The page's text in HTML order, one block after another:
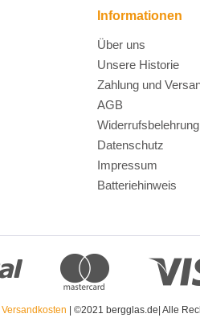
Informationen
Über uns
Unsere Historie
Zahlung und
AGB
Widerrufsbelehrung
Datenschutz
Impressum
Batteriehinweis
Versandkosten | ©2021 bergglas.de| Alle